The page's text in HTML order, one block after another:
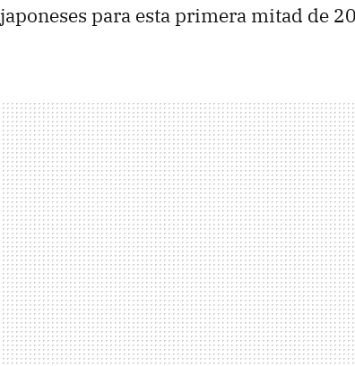
japoneses para esta primera mitad de